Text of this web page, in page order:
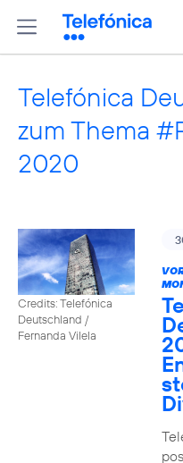
Telefónica
zum Thema
2020
Credits: Telefónica
Deutschland /
Fernanda Vilela